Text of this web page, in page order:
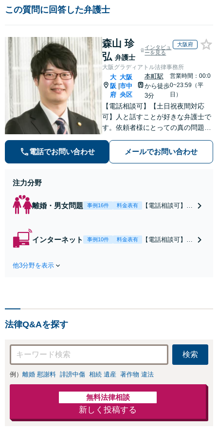
この質問に回答した弁護士
森山 珍
弘 弁護士
インタビュ
ーを見る
大阪府
大阪グラディアトル法律事務所
大
阪
府
|
大阪
市中
央区
本町駅
から徒歩
3分
営業時間：00:0
0~23:59（平
日）
【電話相談可】【土日祝夜間対応
可】人と話すことが好きな弁護士で
す。依頼者様にとっての真の問題解
ーディーな対応を心がけます。離
婚・刑事事件・相続など何でもご相
電話でお問い合わせ メールでお問い合わせ
注力分野
離婚・男女問題 事例16件 料金表有
【電話相談可】不
離婚に関するご相
インターネット 事例10件 料金表有
【電話相談可】ホ
上の誹謗中傷・風
ください。情報削
除に向けて全力を
尽くします。
他3分野を表示
法律Q&Aを探す
検索
例） 離婚 慰謝料 誹謗中傷 相続 遺産 著作物 違法
無料法律相談
新しく投稿する